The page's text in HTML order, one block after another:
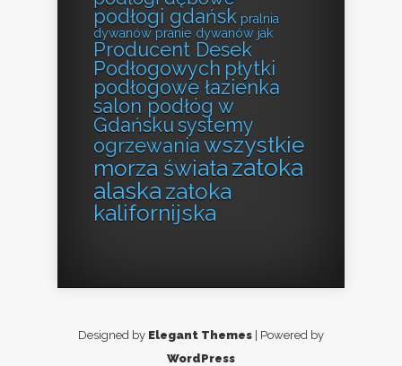
podłogi gdańsk pralnia
dywanów pranie dywanów jak
Producent Desek
Podłogowych płytki
podłogowe łazienka
salon podłóg w
Gdańsku systemy
ogrzewania wszystkie
morza świata zatoka
alaska zatoka
kalifornijska
Designed by Elegant Themes | Powered by
WordPress